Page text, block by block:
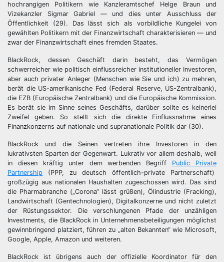
hochrangigen Politikern wie Kanzleramtschef Helge Braun und
Vizekanzler Sigmar Gabriel — und dies unter Ausschluss der
Öffentlichkeit (29). Das lässt sich als vorbildliche Kungelei von
gewählten Politikern mit der Finanzwirtschaft charakterisieren — und
zwar der Finanzwirtschaft eines fremden Staates.
BlackRock, dessen Geschäft darin besteht, das Vermögen
schwerreicher wie politisch einflussreicher institutioneller Investoren,
aber auch privater Anleger (Menschen wie Sie und ich) zu mehren,
berät die US-amerikanische Fed (Federal Reserve, US-Zentralbank),
die EZB (Europäische Zentralbank) und die Europäische Kommission.
Es berät sie im Sinne seines Geschäfts, darüber sollte es keinerlei
Zweifel geben. So stellt sich die direkte Einflussnahme eines
Finanzkonzerns auf nationale und supranationale Politik dar (30).
BlackRock und die Seinen vertreten ihre Investoren in den
lukrativsten Sparten der Gegenwart. Lukrativ vor allem deshalb, weil
in diesen kräftig unter dem werbenden Begriff Public Private
Partnership (PPP, zu deutsch öffentlich-private Partnerschaft)
großzügig aus nationalen Haushalten zugeschossen wird. Das sind
die Pharmabranche („Corona“ lässt grüßen), Ölindustrie (Fracking),
Landwirtschaft (Gentechnologien), Digitalkonzerne und nicht zuletzt
der Rüstungssektor. Die verschlungenen Pfade der unzähligen
Investments, die BlackRock in Unternehmensbeteiligungen möglichst
gewinnbringend platziert, führen zu „alten Bekannten“ wie Microsoft,
Google, Apple, Amazon und weiteren.
BlackRock ist übrigens auch der offizielle Koordinator für den